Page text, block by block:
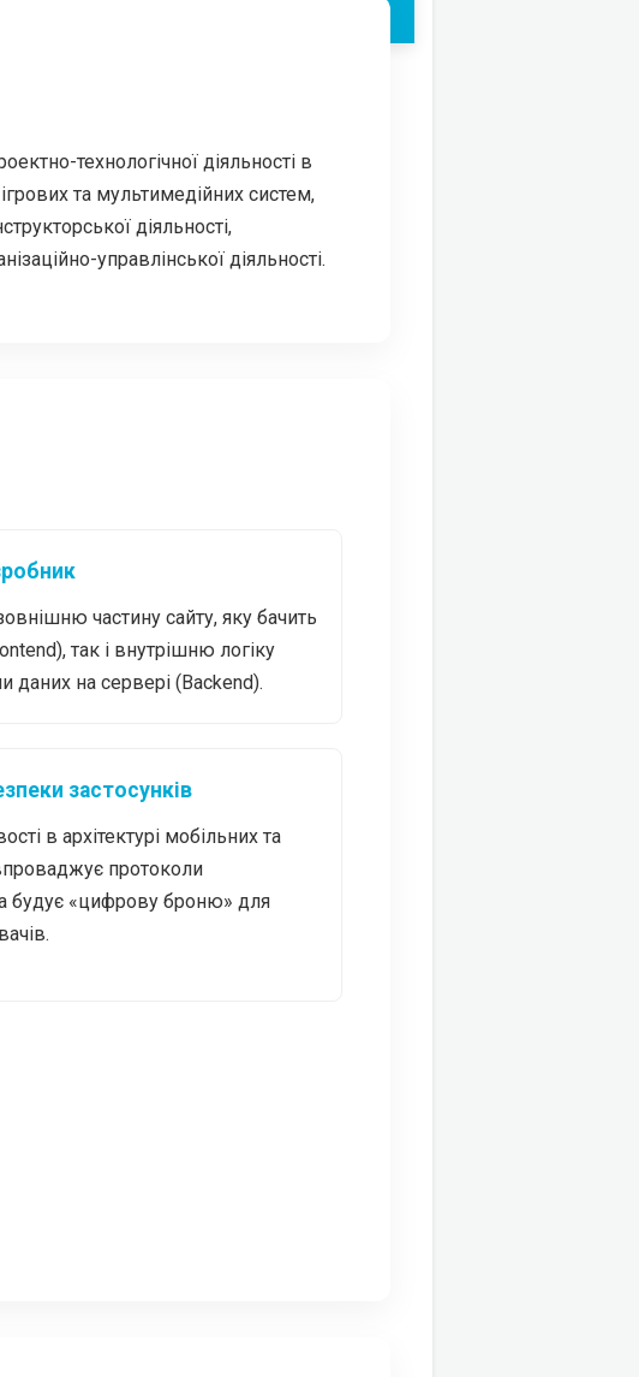
технологічної діяльності в
та мультимедійних систем,
діяльності,
управлінської діяльності.
частину сайту, яку бачить
так і внутрішню логіку
даних на сервері (Backend).
застосунків
в архітектурі мобільних та
протоколи
будує «цифрову броню» для